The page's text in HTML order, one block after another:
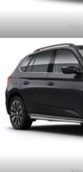
Prix